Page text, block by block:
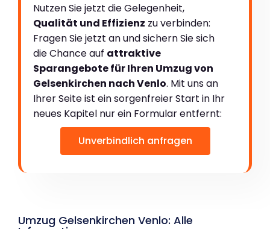
Nutzen Sie jetzt die Gelegenheit,
Qualität und Effizienz zu verbinden:
Fragen Sie jetzt an und sichern Sie sich
die Chance auf attraktive
Sparangebote für Ihren Umzug von
Gelsenkirchen nach Venlo. Mit uns an
Ihrer Seite ist ein sorgenfreier Start in Ihr
neues Kapitel nur ein Formular entfernt:
Unverbindlich anfragen
Umzug Gelsenkirchen Venlo: Alle